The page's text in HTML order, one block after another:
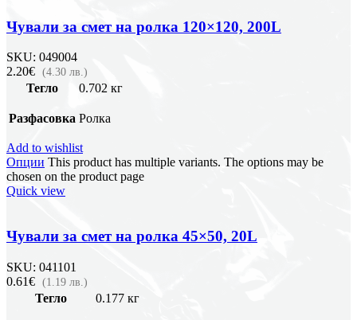
Чували за смет на ролка 120×120, 200L
SKU: 049004
2.20€ (4.30 лв.)
Тегло 0.702 кг
Разфасовка Ролка
Add to wishlist
Опции This product has multiple variants. The options may be
chosen on the product page
Quick view
Чували за смет на ролка 45×50, 20L
SKU: 041101
0.61€ (1.19 лв.)
Тегло 0.177 кг